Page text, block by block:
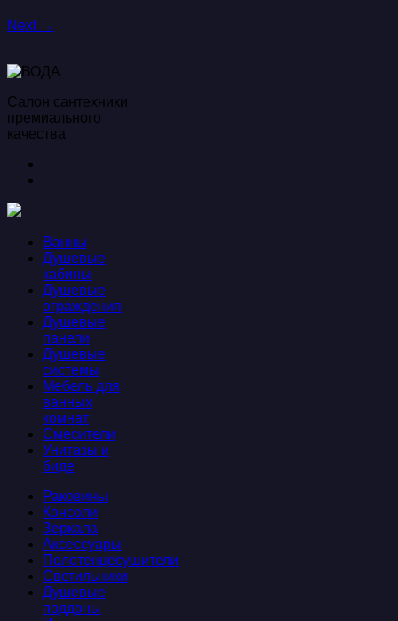
Next →
Салон сантехники
премиального
качества
Ванны
Душевые
кабины
Душевые
ограждения
Душевые
панели
Душевые
системы
Мебель для
ванных
комнат
Смесители
Унитазы и
биде
Раковины
Консоли
Зеркала
Аксессуары
Полотенцесушители
Светильники
Душевые
поддоны